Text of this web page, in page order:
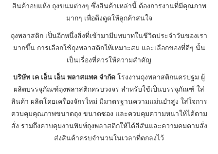
สินค้าอบแห้ง ถุงขนมต่างๆ ซึ่งสินค้าเหล่านี้ ต้องการงานที่มีคุณภาพ
มากๆ เพื่อดึงดูดให้ลูกค้าสนใจ
ถุงพลาสติก เป็นอีกหนึ่งสิ่งที่เข้ามามีบทบาทในชีวิตประจำวันของเรา
มากขึ้น การเลือกใช้ถุงพลาสติกให้เหมาะสม และเลือกของที่ดีๆ นั้น
เป็นเรื่องที่ควรให้ความสำคัญ
บริษัท เค เอ็น เอ็น พลาสแพค จำกัด โรงงานถุงพลาสติกนครปฐม ผู้
ผลิตบรรจุภัณฑ์ถุงพลาสติกครบวงจร สำหรับใช้เป็นบรรจุภัณฑ์ ใส่
สินค้า ผลิตโดยเครื่องจักรใหม่ มีมาตรฐานความแม่นยำสูง ใส่ใจการ
ควบคุมคุณภาพขนาดถุง ขนาดซอง และควบคุมความหนาให้ได้ตาม
สั่ง รวมถึงควบคุมงานพิมพ์ถุงพลาสติกให้ได้สีสันและความคมตามสั่ง
ส่งสินค้าครบจำนวนในเวลาที่ตกลงไว้